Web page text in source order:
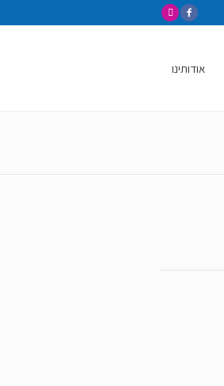
אודותינו